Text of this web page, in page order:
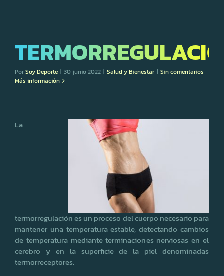
PorSoy Deporte | 30 junio 2022 | Salud y Bienestar | Sin comentarios
Más información
La
termorregulación es un proceso del cuerpo necesario para
mantener una temperatura estable, detectando cambios
de temperatura mediante terminaciones nerviosas en el
cerebro y en la superficie de la piel denominadas
termorreceptores.